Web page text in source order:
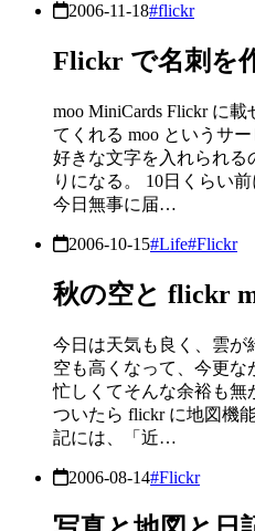
2006-11-18#flickr
Flickr で名刺を
moo MiniCards Flickr に
てくれる moo というサ
好きな文字を入れられる
りになる。 10日くらい
今日無事に届…
2006-10-15#Life#Flickr
秋の空と flickr
今日は天気も良く、雲が
空も高くなって、今更な
忙しくてそんな余裕も無
ついたら flickr に地図機
記には、「近…
2006-08-14#Flickr